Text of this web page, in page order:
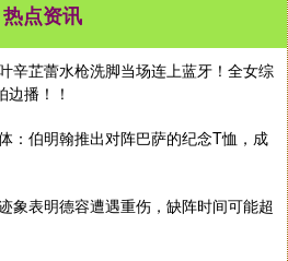
热点资讯
辛芷蕾水枪洗脚当场连上蓝牙！全女综
播！！
：伯明翰推出对阵巴萨的纪念T恤，成
象表明德容遭遇重伤，缺阵时间可能超